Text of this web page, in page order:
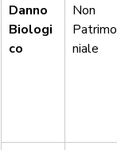
Danno
Biologi
co
Non
Patrimo
niale